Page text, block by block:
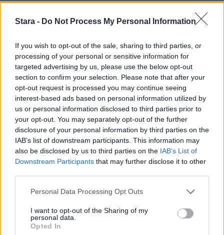
Stara - Do Not Process My Personal Information
If you wish to opt-out of the sale, sharing to third parties, or
processing of your personal or sensitive information for
targeted advertising by us, please use the below opt-out
section to confirm your selection. Please note that after your
opt-out request is processed you may continue seeing
interest-based ads based on personal information utilized by
us or personal information disclosed to third parties prior to
your opt-out. You may separately opt-out of the further
disclosure of your personal information by third parties on the
IAB’s list of downstream participants. This information may
also be disclosed by us to third parties on the IAB’s List of
Downstream Participants that may further disclose it to other
Personal Data Processing Opt Outs
I want to opt-out of the Sharing of my
personal data.
Opted In